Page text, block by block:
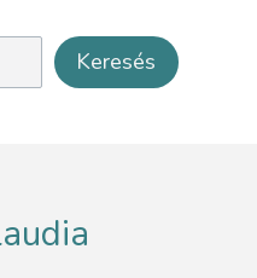
Keresés